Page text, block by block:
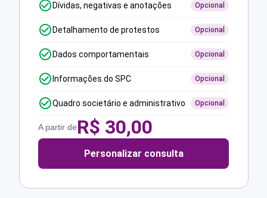
Dívidas, negativas e anotações Opcional
Detalhamento de protestos Opcional
Dados comportamentais Opcional
Informações do SPC Opcional
Quadro societário e administrativo Opcional
A partir deR$ 30,00
Personalizar consulta